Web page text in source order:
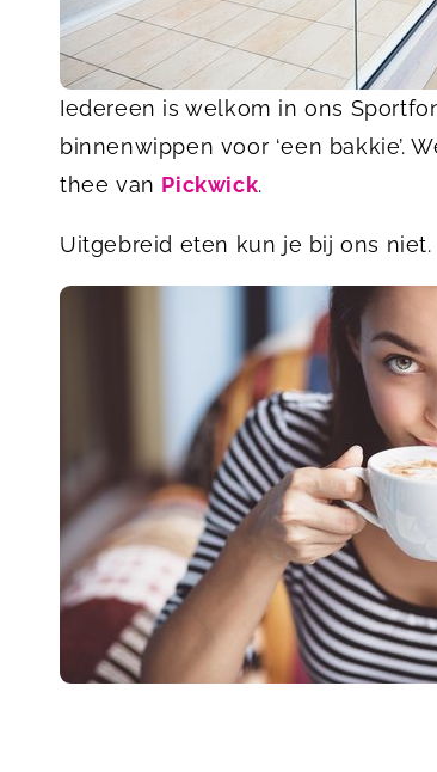
Iedereen is welkom in ons
binnenwippen voor ‘een bakkie’.
thee van Pickwick.
Uitgebreid eten kun je bij ons